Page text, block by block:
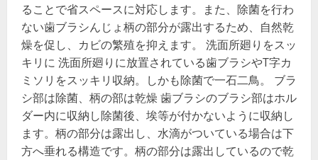
ることで省スペースに対応します。また、除菌を行わ
ない歯ブラシんじょ柄の部分が露出するため、自然乾
燥を促し、カビの繁殖を抑えます。 洗面所廻りをスッ
キリに 洗面所廻りに放置されている歯ブラシやT字カ
ミソリをスッキリ収納。しかも除菌で一石二鳥。 ブラ
シ部は除菌、柄の部は乾燥 歯ブラシのブラシ部はホル
ダー内に収納し除菌後、埃等が付かないように収納し
ます。柄の部分は露出し、水滴がついている場合は下
方へ垂れる構造です。柄の部分は露出しているので乾